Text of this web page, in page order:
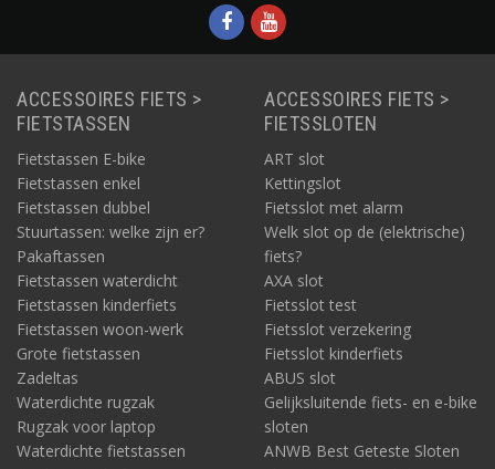
ACCESSOIRES FIETS >
FIETSTASSEN
Fietstassen E-bike
Fietstassen enkel
Fietstassen dubbel
Stuurtassen: welke zijn er?
Pakaftassen
Fietstassen waterdicht
Fietstassen kinderfiets
Fietstassen woon-werk
Grote fietstassen
Zadeltas
Waterdichte rugzak
Rugzak voor laptop
Waterdichte fietstassen
ACCESSOIRES FIETS >
FIETSSLOTEN
ART slot
Kettingslot
Fietsslot met alarm
Welk slot op de (elektrische)
fiets?
AXA slot
Fietsslot test
Fietsslot verzekering
Fietsslot kinderfiets
ABUS slot
Gelijksluitende fiets- en e-bike
sloten
ANWB Best Geteste Sloten